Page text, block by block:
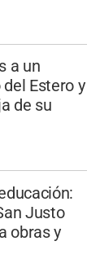
a un
Estero y
de su
Justo
obras y